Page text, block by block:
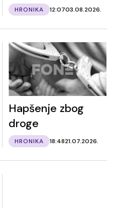
HRONIKA 12:0703.08.2026.
Hapšenje zbog
droge
HRONIKA 18:4821.07.2026.